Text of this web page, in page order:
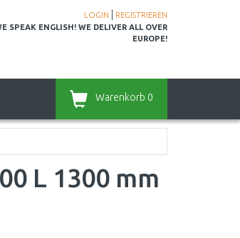
LOGIN
REGISTRIEREN
SPEAK ENGLISH! WE DELIVER ALL OVER
EUROPE!
Warenkorb 0
L 1300 mm